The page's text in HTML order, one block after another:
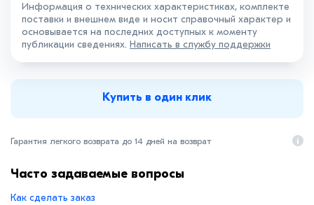
Информация о технических характеристиках, комплекте
поставки и внешнем виде и носит справочный характер и
основывается на последних доступных к моменту
публикации сведениях. Написать в службу поддержки
Купить в один клик
Гарантия легкого возврата до 14 дней на возврат
Часто задаваемые вопросы
Как сделать заказ